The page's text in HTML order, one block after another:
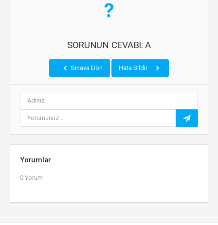
SORUNUN CEVABI: A
Sınava Dön Hata Bildir
Yorumlar
0 Yorum